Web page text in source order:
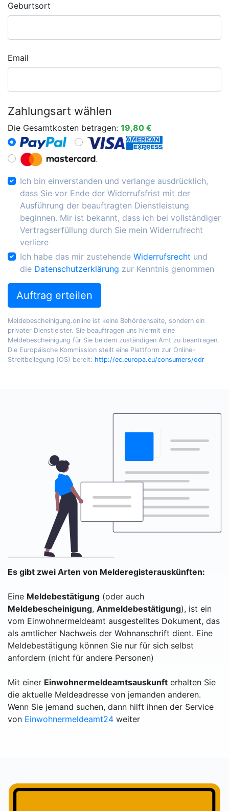
Geburtsort
Email
Zahlungsart wählen
Die Gesamtkosten betragen: 19,80 €
Ich bin einverstanden und verlange ausdrücklich,
dass Sie vor Ende der Widerrufsfrist mit der
Ausführung der beauftragten Dienstleistung
beginnen. Mir ist bekannt, dass ich bei vollständiger
Vertragserfüllung durch Sie mein Widerrufrecht
verliere
Ich habe das mir zustehende Widerrufsrecht und
die Datenschutzerklärung zur Kenntnis genommen
Auftrag erteilen
Meldebescheinigung.online ist keine Behördenseite, sondern ein
privater Dienstleister. Sie beauftragen uns hiermit eine
Meldebescheinigung für Sie beidem zuständigen Amt zu beantragen.
Die Europäische Kommission stellt eine Plattform zur Online-
Streitbeilegung (OS) bereit: http://ec.europa.eu/consumers/odr
Es gibt zwei Arten von Melderegisterauskünften:
Eine Meldebestätigung (oder auch
Meldebescheinigung, Anmeldebestätigung), ist ein
vom Einwohnermeldeamt ausgestelltes Dokument, das
als amtlicher Nachweis der Wohnanschrift dient. Eine
Meldebestätigung können Sie nur für sich selbst
anfordern (nicht für andere Personen)
Mit einer Einwohnermeldeamtsauskunft erhalten Sie
die aktuelle Meldeadresse von jemanden anderen.
Wenn Sie jemand suchen, dann hilft ihnen der Service
von Einwohnermeldeamt24 weiter